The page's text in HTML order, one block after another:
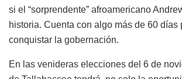
si el “sorprendente” afroamericano
historia. Cuenta con algo más de 60 días
conquistar la gobernación.
En las venideras elecciones del 6 de